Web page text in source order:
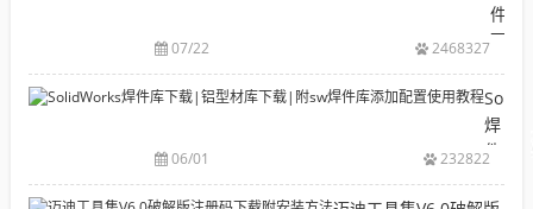
件
下
目
录
机
07/22 2468327
焊
件
下
06/01 232822